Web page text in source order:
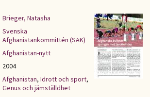
Brieger, Natasha
Svenska
Afghanistankommittén (SAK)
Afghanistan-nytt
2004
Afghanistan, Idrott och sport,
Genus och jämställdhet